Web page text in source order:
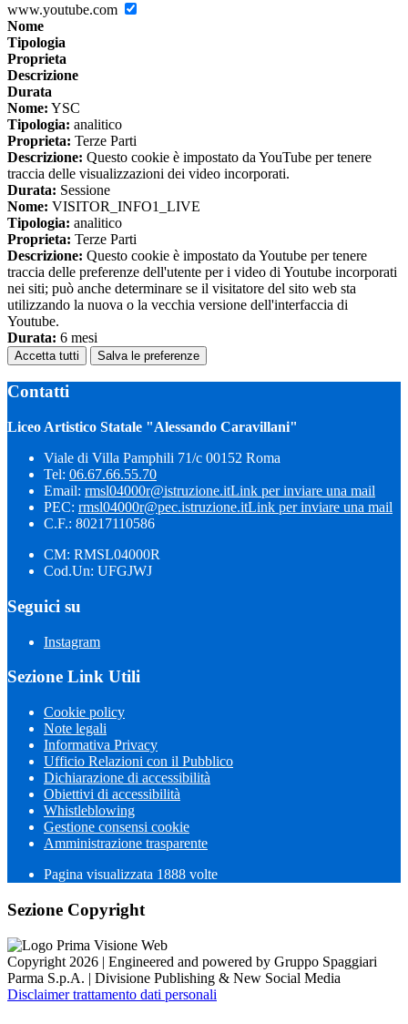
www.youtube.com
Nome
Tipologia
Proprieta
Descrizione
Durata
Nome: YSC
Tipologia: analitico
Proprieta: Terze Parti
Descrizione: Questo cookie è impostato da YouTube per tenere
traccia delle visualizzazioni dei video incorporati.
Durata: Sessione
Nome: VISITOR_INFO1_LIVE
Tipologia: analitico
Proprieta: Terze Parti
Descrizione: Questo cookie è impostato da Youtube per tenere
traccia delle preferenze dell'utente per i video di Youtube incorporati
nei siti; può anche determinare se il visitatore del sito web sta
utilizzando la nuova o la vecchia versione dell'interfaccia di
Youtube.
Durata: 6 mesi
Accetta tutti Salva le preferenze
Contatti
Liceo Artistico Statale "Alessando Caravillani"
Viale di Villa Pamphili 71/c 00152 Roma
Tel: 06.67.66.55.70
Email: rmsl04000r@istruzione.itLink per inviare una mail
PEC: rmsl04000r@pec.istruzione.itLink per inviare una mail
C.F.: 80217110586
CM: RMSL04000R
Cod.Un: UFGJWJ
Seguici su
Instagram
Sezione Link Utili
Cookie policy
Note legali
Informativa Privacy
Ufficio Relazioni con il Pubblico
Dichiarazione di accessibilità
Obiettivi di accessibilità
Whistleblowing
Gestione consensi cookie
Amministrazione trasparente
Pagina visualizzata 1888 volte
Sezione Copyright
Copyright 2026 | Engineered and powered by Gruppo Spaggiari
Parma S.p.A. | Divisione Publishing & New Social Media
Disclaimer trattamento dati personali